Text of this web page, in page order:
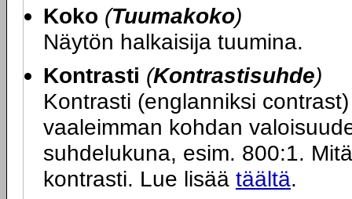
Koko (Tuumakoko)
Näytön halkaisija tuumina.
Kontrasti (Kontrastisuhde)
Kontrasti (englanniksi
vaaleimman kohdan
suhdelukuna, esim. 800:1.
kontrasti. Lue lisää täältä.